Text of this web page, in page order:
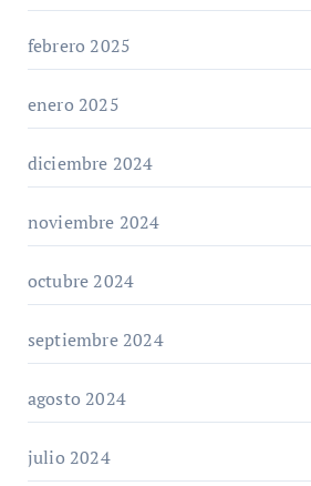
febrero 2025
enero 2025
diciembre 2024
noviembre 2024
octubre 2024
septiembre 2024
agosto 2024
julio 2024